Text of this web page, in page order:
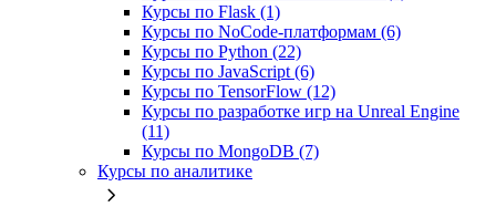
Курсы по Flask (1)
Курсы по NoCode‑платформам (6)
Курсы по Python (22)
Курсы по JavaScript (6)
Курсы по TensorFlow (12)
Курсы по разработке игр на Unreal Engine
(11)
Курсы по MongoDB (7)
Курсы по аналитике